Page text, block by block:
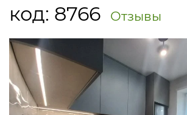
код: 8766 Отзывы